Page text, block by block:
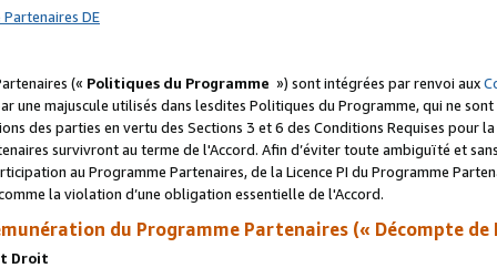
DE
(« Politiques du Programme ») sont intégrées par renvoi aux
une majuscule utilisés dans lesdites Politiques du Programme, qui ne
des parties en vertu des Sections 3 et 6 des Conditions Requises pour
survivront au terme de l'Accord. Afin d’éviter toute ambiguïté et
au Programme Partenaires, de la Licence PI du Programme
la violation d’une obligation essentielle de l'Accord.
du Programme Partenaires (« Décompte de
Droit